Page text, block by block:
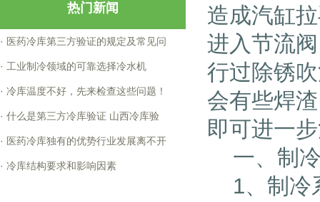
热门新闻
· 医药冷库第三方验证的规定及常见问
· 工业制冷领域的可靠选择冷水机
· 冷库温度不好，先来检查这些问题！
· 什么是第三方冷库验证 山西冷库验
· 医药冷库独有的优势行业发展离不开
· 冷库结构要求和影响因素
造成汽缸
进入节流
行过除锈
会有些焊
即可进一
一、制
1、制冷